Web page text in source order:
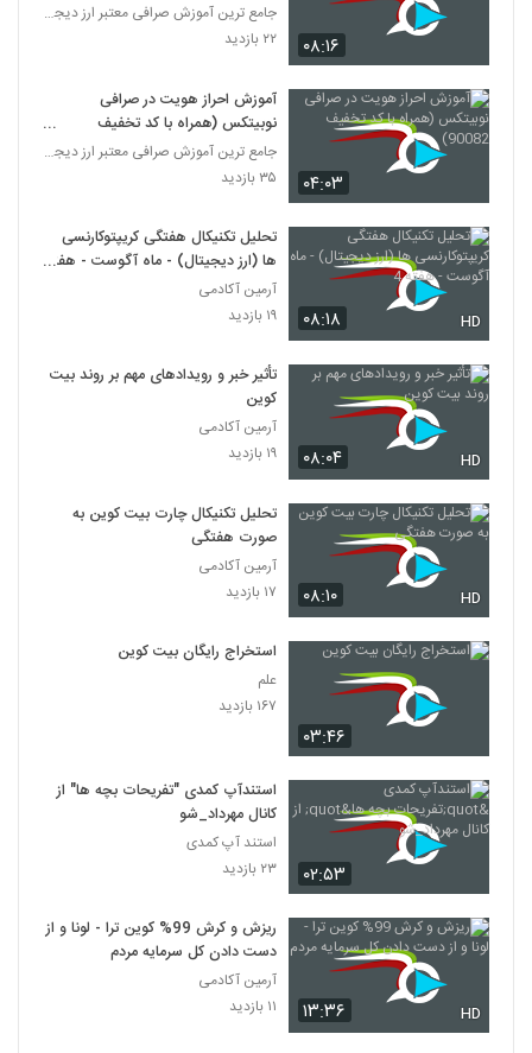
۰۸:۱۶
جامع ترین آموزش صرافی معتبر ارز دیجیتال نوبیتکس
۲۲ بازدید
۰۴:۰۳
آموزش احراز هویت در صرافی
نوبیتکس (همراه با کد تخفیف
90082)
جامع ترین آموزش صرافی معتبر ارز دیجیتال نوبیتکس
۳۵ بازدید
۰۸:۱۸ HD
تحلیل تکنیکال هفتگی کریپتوکارنسی
ها (ارز دیجیتال) - ماه آگوست - هفته
4
آرمین آکادمی
۱۹ بازدید
۰۸:۰۴ HD
تأثیر خبر و رویدادهای مهم بر روند بیت
کوین
آرمین آکادمی
۱۹ بازدید
۰۸:۱۰ HD
تحلیل تکنیکال چارت بیت کوین به
صورت هفتگی
آرمین آکادمی
۱۷ بازدید
۰۳:۴۶
استخراج رایگان بیت کوین
علم
۱۶۷ بازدید
۰۲:۵۳
استندآپ کمدی "تفریحات بچه ها" از
کانال مهرداد_شو
استند آپ کمدی
۲۳ بازدید
۱۳:۳۶ HD
ریزش و کرش 99% کوین ترا - لونا و از
دست دادن کل سرمایه مردم
آرمین آکادمی
۱۱ بازدید